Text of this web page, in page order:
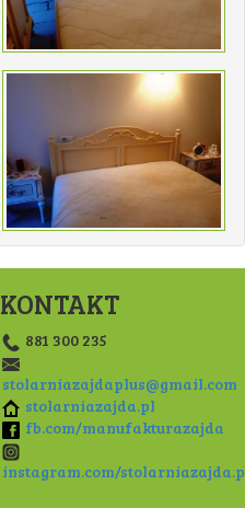
KONTAKT
881 300 235
stolarniazajdaplus@gmail.com
stolarniazajda.pl
fb.com/manufakturazajda
instagram.com/